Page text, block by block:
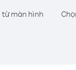
từ màn hình